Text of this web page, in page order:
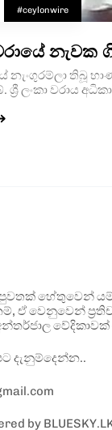
#ceylonwire
නැවක
නැංගුරම්ලා තිබූ
ලංකා වරාය
හේතුවෙන්
ඒ වෙනුවෙන්
දැනුම්දෙන්න..
by